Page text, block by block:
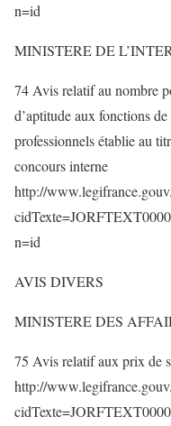
n=id
MINISTERE DE
74 Avis relatif au nombre
d’aptitude aux fonctions
professionnels établie au
concours interne
http://
n=id
AVIS DIVERS
MINISTERE DES
75 Avis relatif aux prix de
http://